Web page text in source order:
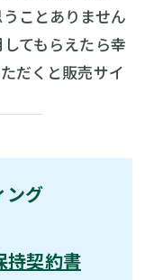
ことありません
てもらえたら幸
だくと販売サイ
ング
持契約書